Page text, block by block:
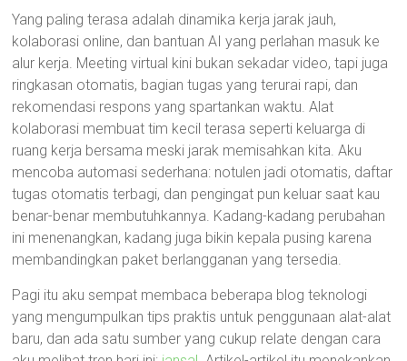
Yang paling terasa adalah dinamika kerja jarak jauh,
kolaborasi online, dan bantuan AI yang perlahan masuk ke
alur kerja. Meeting virtual kini bukan sekadar video, tapi juga
ringkasan otomatis, bagian tugas yang terurai rapi, dan
rekomendasi respons yang spartankan waktu. Alat
kolaborasi membuat tim kecil terasa seperti keluarga di
ruang kerja bersama meski jarak memisahkan kita. Aku
mencoba automasi sederhana: notulen jadi otomatis, daftar
tugas otomatis terbagi, dan pengingat pun keluar saat kau
benar-benar membutuhkannya. Kadang-kadang perubahan
ini menenangkan, kadang juga bikin kepala pusing karena
membandingkan paket berlangganan yang tersedia.
Pagi itu aku sempat membaca beberapa blog teknologi
yang mengumpulkan tips praktis untuk penggunaan alat-alat
baru, dan ada satu sumber yang cukup relate dengan cara